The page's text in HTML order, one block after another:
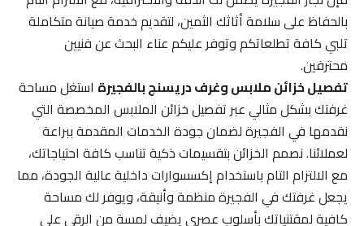
بالحفاظ على سلامة أثاثك الثمين، لتقديم خدمة صيانة متكاملة
تلبي كافة تطلعاتكم وتوفر عليكم عناء البحث عن فنيين
محترفين.
تفصيل خزائن ملابس وغرف دريسنج بالفجيرةاستغل مساحة
غرفتك بشكل مثالي عبر تفصيل خزائن الملابس المخصصة التي
نقدمها في الفجيرة لضمان جودة الخدمات المقدمة ببراعة
لعملائنا. نصمم الخزائن بتقسيمات ذكية تناسب كافة احتياجاتك،
مع الالتزام التام باستخدام إكسسوارات داخلية عالية الجودة، مما
يجعل غرفتك في الفجيرة منظمة وأنيقة، ويوفر لك مساحة
كافية لمقتنياتك بأسلوب عصري يضيف لمسة من الرقي على